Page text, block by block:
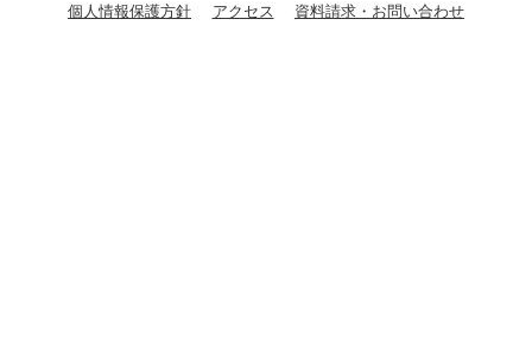
個人情報保護方針 アクセス 資料請求・お問い合わせ